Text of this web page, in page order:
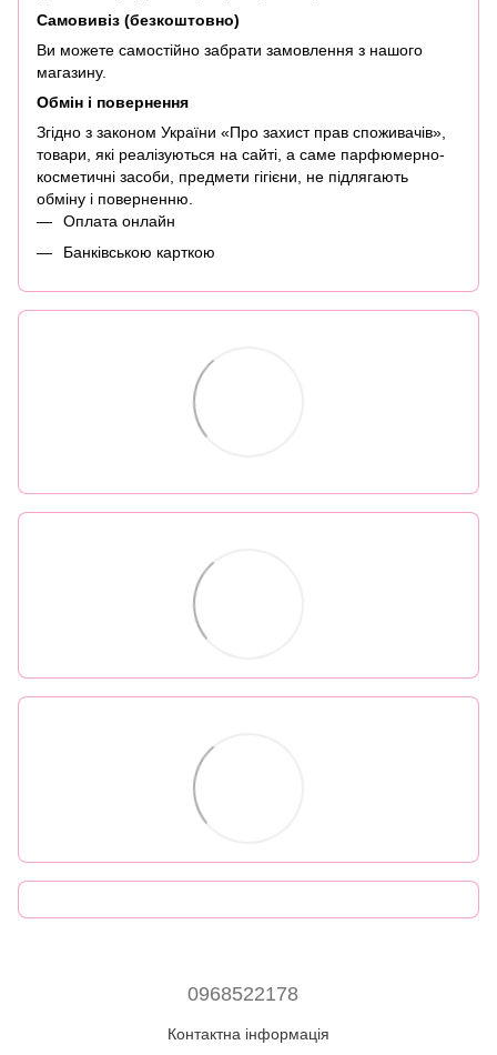
Самовивіз (безкоштовно)
Ви можете самостійно забрати замовлення з нашого
магазину.
Обмін і повернення
Згідно з законом України «Про захист прав споживачів»,
товари, які реалізуються на сайті, а саме парфюмерно-
косметичні засоби, предмети гігієни, не підлягають
обміну і поверненню.
Оплата онлайн
Банківською карткою
0968522178
Контактна інформація